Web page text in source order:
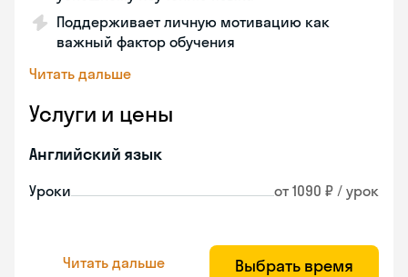
Поддерживает личную мотивацию как
важный фактор обучения
Читать дальше
Услуги и цены
Английский язык
Уроки от 1090 ₽ / урок
Читать дальше Выбрать время